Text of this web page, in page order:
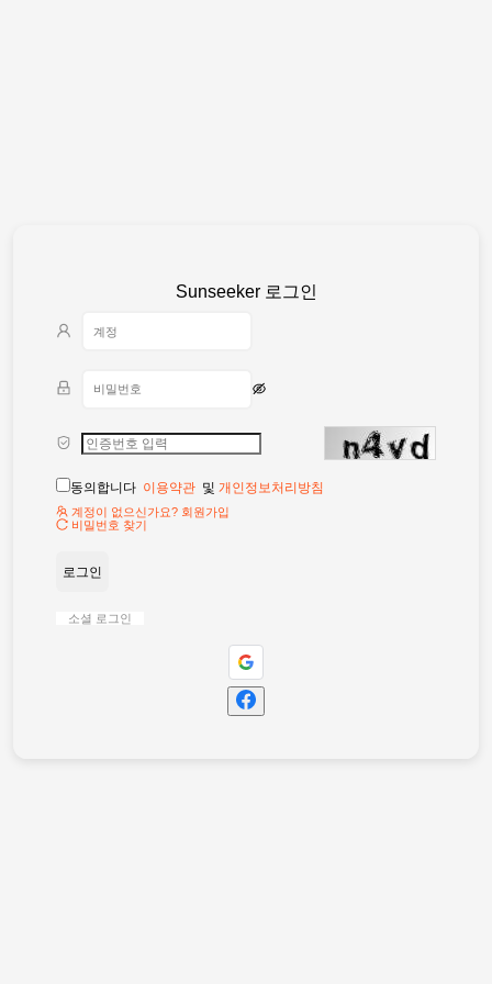
Sunseeker 로그인
동의합니다 이용약관 및 개인정보처리방침
계정이 없으신가요? 회원가입
비밀번호 찾기
로그인
소셜 로그인